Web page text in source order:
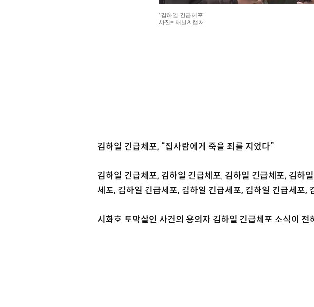
‘김하일 긴급체포’
사진= 채널A 캡처
김하일 긴급체포, “집사람에게 죽을 죄를 지었다”
김하일 긴급체포, 김하일 긴급체포, 김하일 긴급체포, 김하
체포, 김하일 긴급체포, 김하일 긴급체포, 김하일 긴급체포,
시화호 토막살인 사건의 용의자 김하일 긴급체포 소식이 전